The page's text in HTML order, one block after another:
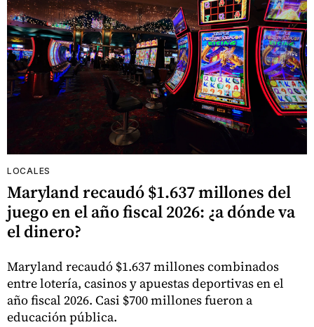
LOCALES
Maryland recaudó $1.637 millones del
juego en el año fiscal 2026: ¿a dónde va
el dinero?
Maryland recaudó $1.637 millones combinados
entre lotería, casinos y apuestas deportivas en el
año fiscal 2026. Casi $700 millones fueron a
educación pública.